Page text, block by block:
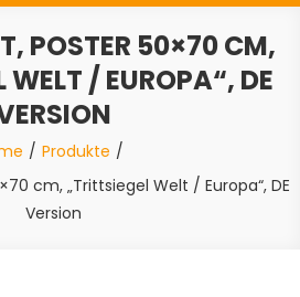
POSTER 50×70 CM,
WELT / EUROPA“, DE
Produkte
cm, „Trittsiegel Welt / Europa“, DE
Version